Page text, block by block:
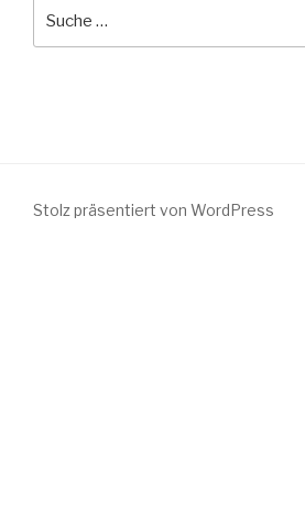
Stolz präsentiert von WordPress